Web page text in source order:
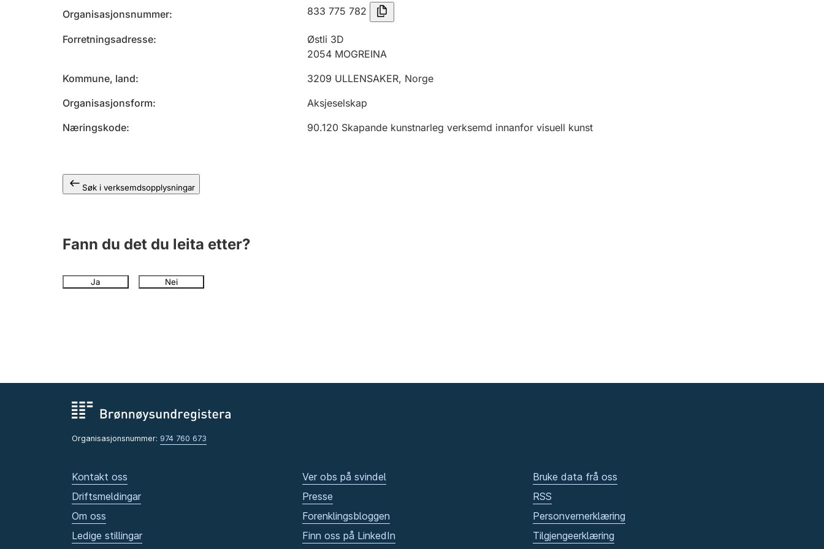
Organisasjonsnummer 833 775 782
Forretningsadresse
Østli 3D
2054 MOGREINA
Kommune, land
3209 ULLENSAKER, Norge
Organisasjonsform
Aksjeselskap
Næringskode
90.120 Skapande kunstnarleg verksemd innanfor visuell kunst
Søk i verksemdsopplysningar
Fann du det du leita etter?
Ja Nei
Organisasjonsnummer: 974 760 673
Kontakt oss
Driftsmeldingar
Om oss
Ledige stillingar
Ver obs på svindel
Presse
Forenklingsbloggen
Finn oss på LinkedIn
Bruke data frå oss
RSS
Personvernerklæring
Tilgjengeerklæring